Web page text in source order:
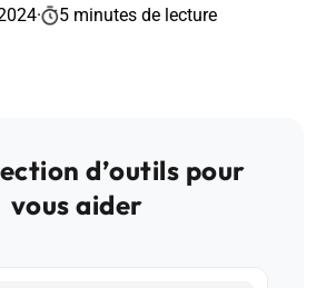
· 5 minutes de lecture
d’outils pour
vous aider